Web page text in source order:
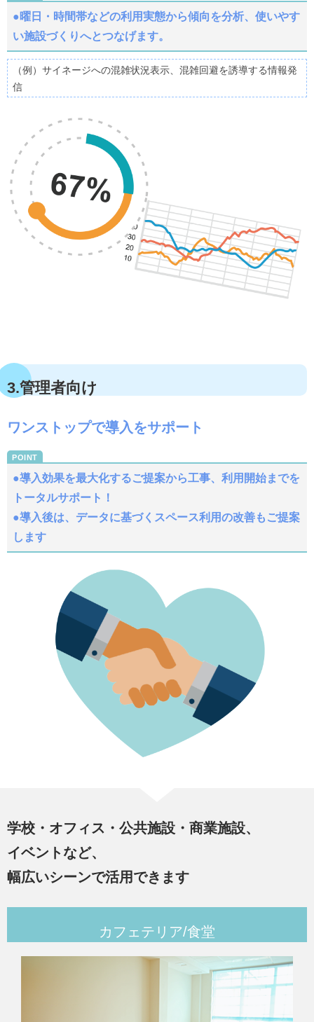
●曜日・時間帯などの利用実態から傾向を分析、 使いやす
い施設づくりへとつなげます。
（例）サイネージへの混雑状況表示、混雑回避を誘導する情報発
信
3.管理者向け
ワンストップで導入をサポート
●導入効果を最大化するご提案から工事、 利用開始までを
トータルサポート！
●導入後は、データに基づくスペース利用の改善もご提案
します
学校・オフィス・公共施設・商業施設、
イベントなど、
幅広いシーンで活用できます
カフェテリア/食堂